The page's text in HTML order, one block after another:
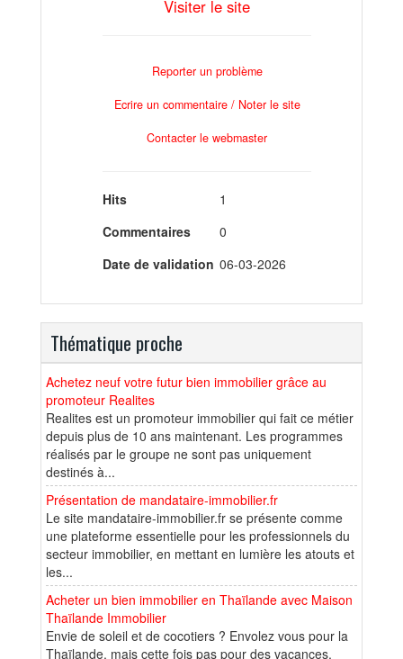
Visiter le site
Reporter un problème
Ecrire un commentaire / Noter le site
Contacter le webmaster
Hits
1
Commentaires
0
Date de validation 06-03-2026
Thématique proche
Achetez neuf votre futur bien immobilier grâce au
promoteur Realites
Realites est un promoteur immobilier qui fait ce métier
depuis plus de 10 ans maintenant. Les programmes
réalisés par le groupe ne sont pas uniquement
destinés à...
Présentation de mandataire-immobilier.fr
Le site mandataire-immobilier.fr se présente comme
une plateforme essentielle pour les professionnels du
secteur immobilier, en mettant en lumière les atouts et
les...
Acheter un bien immobilier en Thaïlande avec Maison
Thaïlande Immobilier
Envie de soleil et de cocotiers ? Envolez vous pour la
Thaïlande, mais cette fois pas pour des vacances,